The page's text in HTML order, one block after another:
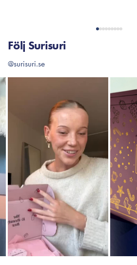
Följ Surisuri
@surisuri.se